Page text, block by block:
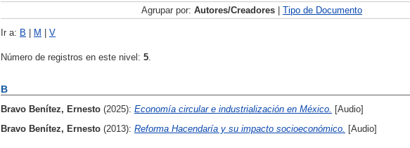
Agrupar por: Autores/Creadores | Tipo de Documento
Ir a: B | M | V
Número de registros en este nivel: 5
B
Bravo Benítez, Ernesto (2025): Economía circular e industrialización en México. [Audio]
Bravo Benítez, Ernesto (2013): Reforma Hacendaría y su impacto socioeconómico. [Audio]